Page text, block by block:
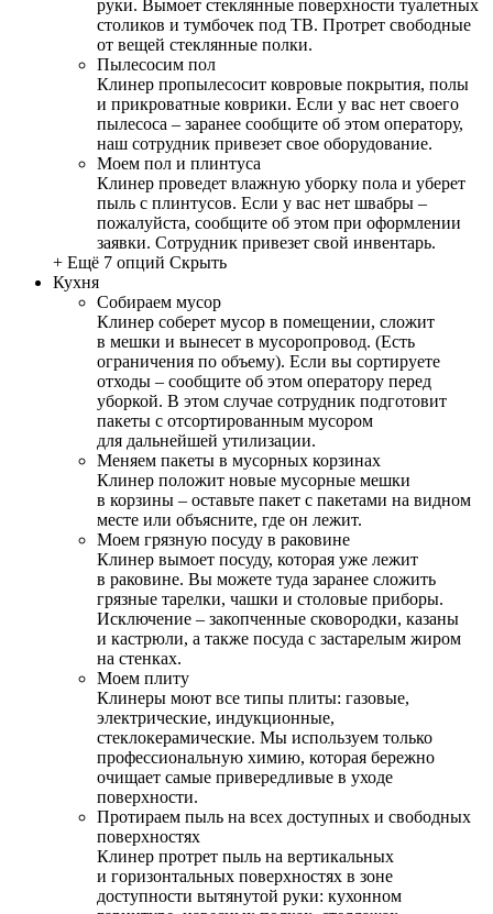
руки. Вымоет стеклянные поверхности туалетных
столиков и тумбочек под ТВ. Протрет свободные
от вещей стеклянные полки.
Пылесосим пол
Клинер пропылесосит ковровые покрытия, полы
и прикроватные коврики. Если у вас нет своего
пылесоса – заранее сообщите об этом оператору,
наш сотрудник привезет свое оборудование.
Моем пол и плинтуса
Клинер проведет влажную уборку пола и уберет
пыль с плинтусов. Если у вас нет швабры –
пожалуйста, сообщите об этом при оформлении
заявки. Сотрудник привезет свой инвентарь.
+ Ещё 7 опций Скрыть
Кухня
Собираем мусор
Клинер соберет мусор в помещении, сложит
в мешки и вынесет в мусоропровод. (Есть
ограничения по объему). Если вы сортируете
отходы – сообщите об этом оператору перед
уборкой. В этом случае сотрудник подготовит
пакеты с отсортированным мусором
для дальнейшей утилизации.
Меняем пакеты в мусорных корзинах
Клинер положит новые мусорные мешки
в корзины – оставьте пакет с пакетами на видном
месте или объясните, где он лежит.
Моем грязную посуду в раковине
Клинер вымоет посуду, которая уже лежит
в раковине. Вы можете туда заранее сложить
грязные тарелки, чашки и столовые приборы.
Исключение – закопченные сковородки, казаны
и кастрюли, а также посуда с застарелым жиром
на стенках.
Моем плиту
Клинеры моют все типы плиты: газовые,
электрические, индукционные,
стеклокерамические. Мы используем только
профессиональную химию, которая бережно
очищает самые привередливые в уходе
поверхности.
Протираем пыль на всех доступных и свободных
поверхностях
Клинер протрет пыль на вертикальных
и горизонтальных поверхностях в зоне
доступности вытянутой руки: кухонном